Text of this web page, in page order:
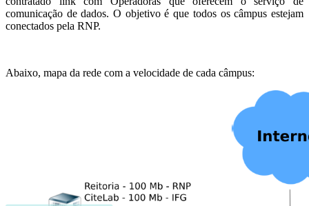
comunicação de dados. O objetivo é que todos os câmpus estejam
conectados pela RNP.
Abaixo, mapa da rede com a velocidade de cada câmpus: